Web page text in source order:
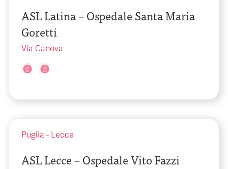
ASL Latina – Ospedale Santa Maria
Goretti
Via Canova
Puglia - Lecce
ASL Lecce – Ospedale Vito Fazzi